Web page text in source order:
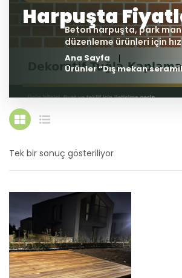
Ana Sayfa
Ürünler “Dış mekan
Tek bir sonuç gösteriliyor